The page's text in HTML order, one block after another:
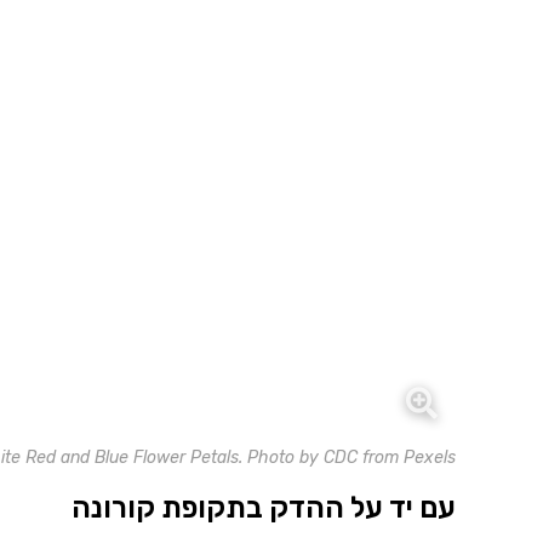
Red and Blue Flower Petals. Photo by CDC from Pexels
עם יד על ההדק בתקופת קורונה